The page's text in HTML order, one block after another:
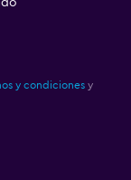
y condiciones y